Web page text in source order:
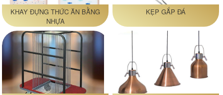
KHAY ĐỰNG THỨC ĂN BẰNG
NHỰA
KẸP GẮP ĐÁ